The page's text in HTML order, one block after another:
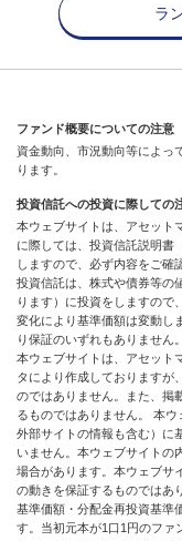
ラ
ファンド概要についての注意
資金動向、市況動向等によっ
ります。
投資信託への投資に際しての
本ウェブサイトは、アセット
に際しては、投資信託説明書
しますので、必ず内容をご確
投資信託は、株式や債券等の
ります）に投資をしますので
変化により基準価額は変動し
り保証のいずれもありません。
本ウェブサイトは、アセット
タにより作成しておりますが
のではありません。また、掲
るものではありません。 本
外部サイトの情報も含む）に
いません。本ウェブサイトの
場合があります。本ウェブサ
の動きを保証するものではあ
基準価額・分配金再投資基準
す。当初元本が1口1円のファ